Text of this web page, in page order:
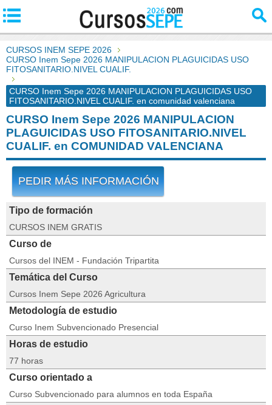
CURSOS INEM SEPE 2026
CURSO Inem Sepe 2026 MANIPULACION PLAGUICIDAS USO
FITOSANITARIO.NIVEL CUALIF.
CURSO Inem Sepe 2026 MANIPULACION PLAGUICIDAS USO
FITOSANITARIO.NIVEL CUALIF. en comunidad valenciana
CURSO Inem Sepe 2026 MANIPULACION
PLAGUICIDAS USO FITOSANITARIO.NIVEL
CUALIF. en COMUNIDAD VALENCIANA
PEDIR MÁS INFORMACIÓN
Tipo de formación
CURSOS INEM GRATIS
Curso de
Cursos del INEM - Fundación Tripartita
Temática del Curso
Cursos Inem Sepe 2026 Agricultura
Metodología de estudio
Curso Inem Subvencionado Presencial
Horas de estudio
77 horas
Curso orientado a
Curso Subvencionado para alumnos en toda España